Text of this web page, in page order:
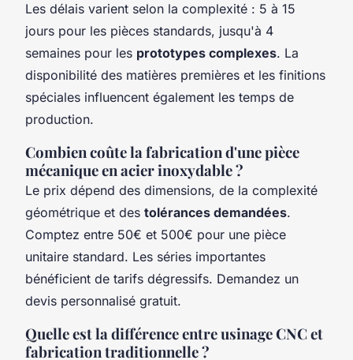
Les délais varient selon la complexité : 5 à 15
jours pour les pièces standards, jusqu'à 4
semaines pour les prototypes complexes. La
disponibilité des matières premières et les finitions
spéciales influencent également les temps de
production.
Combien coûte la fabrication d'une pièce
mécanique en acier inoxydable ?
Le prix dépend des dimensions, de la complexité
géométrique et des tolérances demandées.
Comptez entre 50€ et 500€ pour une pièce
unitaire standard. Les séries importantes
bénéficient de tarifs dégressifs. Demandez un
devis personnalisé gratuit.
Quelle est la différence entre usinage CNC et
fabrication traditionnelle ?